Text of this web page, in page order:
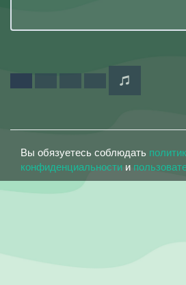
Вы обязуетесь соблюдать
конфиденциальности и